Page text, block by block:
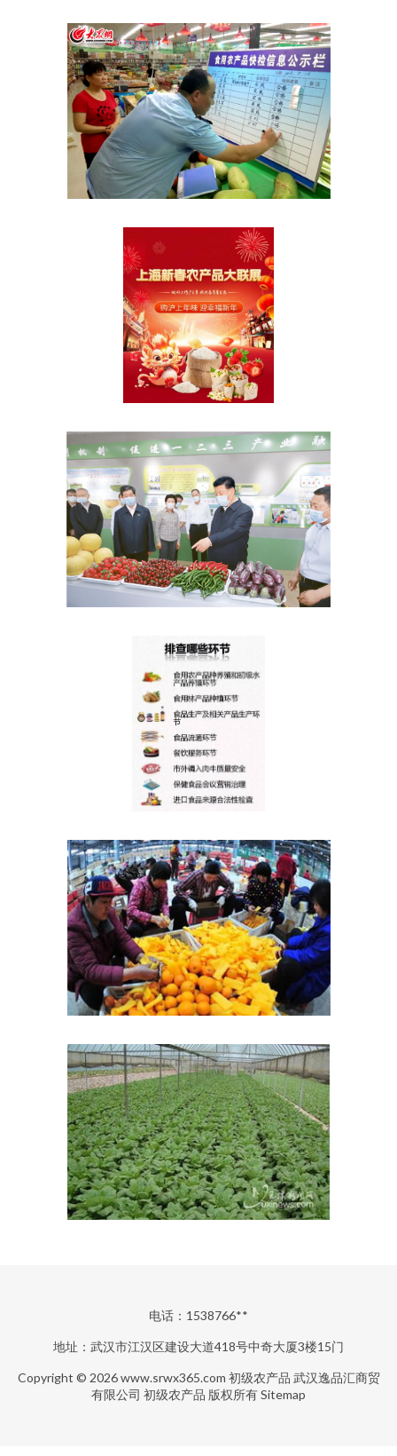
电话：1538766**
地址：武汉市江汉区建设大道418号中奇大厦3楼15门
Copyright © 2026www.srwx365.com 初级农产品 武汉逸品汇商贸
有限公司 初级农产品 版权所有Sitemap